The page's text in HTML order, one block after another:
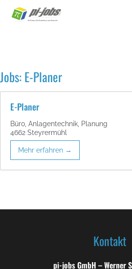
Jobs:E-Planer
E-Planer
Büro Anlagentechnik Planung
4662 Steyrermühl
Mehr erfahren
Kontakt
pi-jobs GmbH – Werner